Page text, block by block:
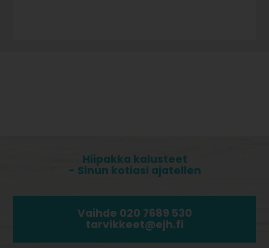
Hiipakka kalusteet
- Sinun kotiasi ajatellen
Vaihde 020 7689 530
tarvikkeet@ejh.fi